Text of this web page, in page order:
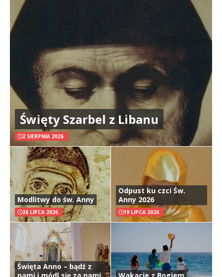
Święty Szarbel z Libanu
2 SIERPNIA 2026
Modlitwy do św. Anny
26 LIPCA 2026
Odpust ku czci Św.
Anny 2026
19 LIPCA 2026
Święta Anno – bądź z